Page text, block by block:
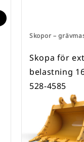
Skopor –
Skopa för
belastning
528-4585